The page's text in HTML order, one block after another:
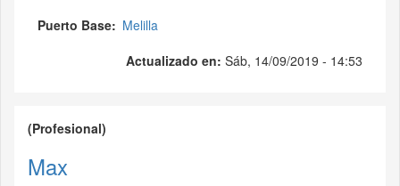
Puerto Base
Melilla
Actualizado en: Sáb, 14/09/2019 - 14:53
(Profesional)
Max